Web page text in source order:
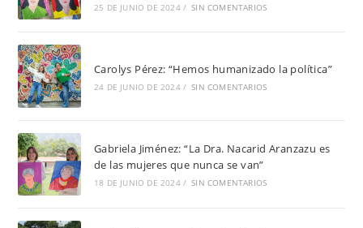
25 DE JUNIO DE 2024 / SIN COMENTARIOS
Carolys Pérez: “Hemos humanizado la política”
24 DE JUNIO DE 2024 / SIN COMENTARIOS
Gabriela Jiménez: “La Dra. Nacarid Aranzazu es
de las mujeres que nunca se van”
18 DE JUNIO DE 2024 / SIN COMENTARIOS